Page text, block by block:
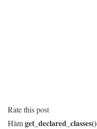
Rate this post
Hàmget_declared_classes()